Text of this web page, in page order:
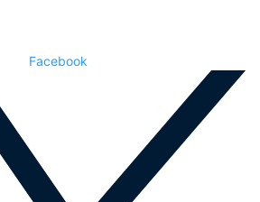
Facebook